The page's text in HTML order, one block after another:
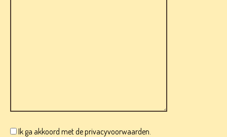
Ik ga akkoord met de privacyvoorwaarden.